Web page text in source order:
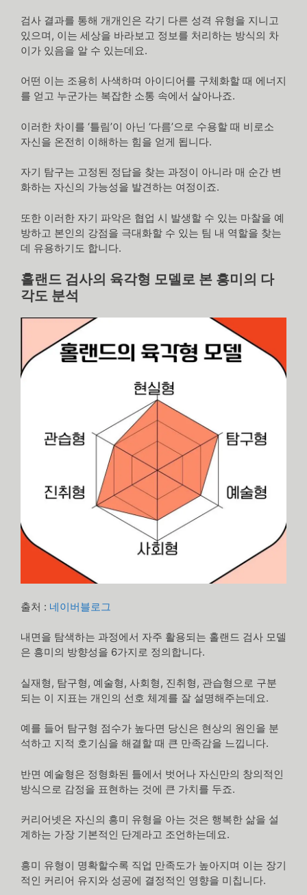
검사 결과를 통해 개개인은 각기 다른 성격 유형을 지니고
있으며, 이는 세상을 바라보고 정보를 처리하는 방식의 차
이가 있음을 알 수 있는데요.
어떤 이는 조용히 사색하며 아이디어를 구체화할 때 에너지
를 얻고 누군가는 복잡한 소통 속에서 살아나죠.
이러한 차이를 ‘틀림’이 아닌 ‘다름’으로 수용할 때 비로소
자신을 온전히 이해하는 힘을 얻게 됩니다.
자기 탐구는 고정된 정답을 찾는 과정이 아니라 매 순간 변
화하는 자신의 가능성을 발견하는 여정이죠.
또한 이러한 자기 파악은 협업 시 발생할 수 있는 마찰을 예
방하고 본인의 강점을 극대화할 수 있는 팀 내 역할을 찾는
데 유용하기도 합니다.
홀랜드 검사의 육각형 모델로 본 흥미의 다
각도 분석
출처 : 네이버블로그
내면을 탐색하는 과정에서 자주 활용되는 홀랜드 검사 모델
은 흥미의 방향성을 6가지로 정의합니다.
실재형, 탐구형, 예술형, 사회형, 진취형, 관습형으로 구분
되는 이 지표는 개인의 선호 체계를 잘 설명해주는데요.
예를 들어 탐구형 점수가 높다면 당신은 현상의 원인을 분
석하고 지적 호기심을 해결할 때 큰 만족감을 느낍니다.
반면 예술형은 정형화된 틀에서 벗어나 자신만의 창의적인
방식으로 감정을 표현하는 것에 큰 가치를 두죠.
커리어넷은 자신의 흥미 유형을 아는 것은 행복한 삶을 설
계하는 가장 기본적인 단계라고 조언하는데요.
흥미 유형이 명확할수록 직업 만족도가 높아지며 이는 장기
적인 커리어 유지와 성공에 결정적인 영향을 미칩니다.